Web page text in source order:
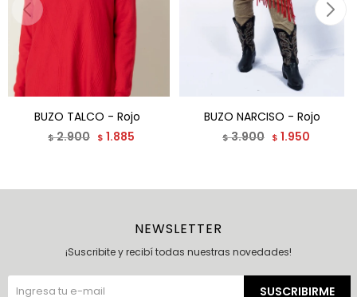
BUZO TALCO - Rojo
$2.900 $ 1.885
BUZO NARCISO - Rojo
$3.900 $ 1.950
NEWSLETTER
¡Suscribite y recibí todas nuestras novedades!
SUSCRIBIRME